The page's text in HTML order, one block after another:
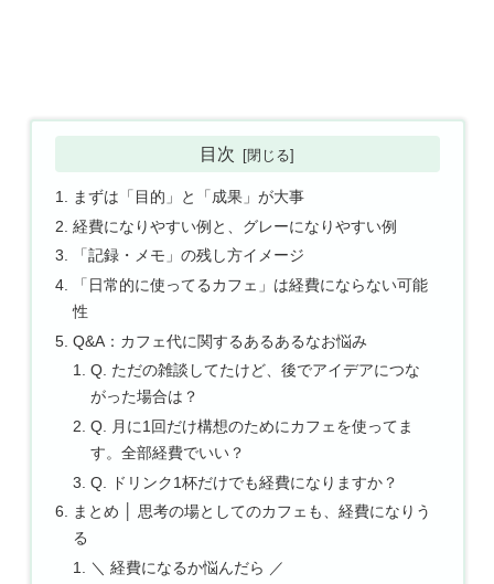
目次
まずは「目的」と「成果」が大事
経費になりやすい例と、グレーになりやすい例
「記録・メモ」の残し方イメージ
「日常的に使ってるカフェ」は経費にならない可能
性
Q&A：カフェ代に関するあるあるなお悩み
Q. ただの雑談してたけど、後でアイデアにつな
がった場合は？
Q. 月に1回だけ構想のためにカフェを使ってま
す。全部経費でいい？
Q. ドリンク1杯だけでも経費になりますか？
まとめ │ 思考の場としてのカフェも、経費になりう
る
＼ 経費になるか悩んだら ／